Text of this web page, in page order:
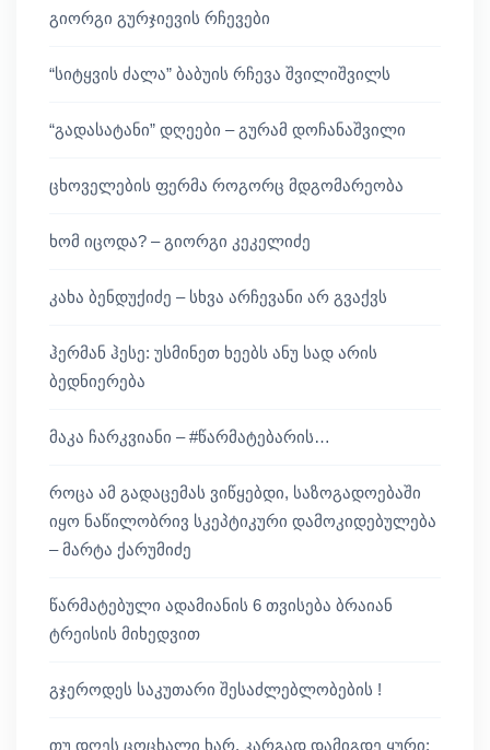
გიორგი გურჯიევის რჩევები
“სიტყვის ძალა” ბაბუის რჩევა შვილიშვილს
“გადასატანი” დღეები – გურამ დოჩანაშვილი
ცხოველების ფერმა როგორც მდგომარეობა
ხომ იცოდა? – გიორგი კეკელიძე
კახა ბენდუქიძე – სხვა არჩევანი არ გვაქვს
ჰერმან ჰესე: უსმინეთ ხეებს ანუ სად არის
ბედნიერება
მაკა ჩარკვიანი – #წარმატებარის…
როცა ამ გადაცემას ვიწყებდი, საზოგადოებაში
იყო ნაწილობრივ სკეპტიკური დამოკიდებულება
– მარტა ქარუმიძე
წარმატებული ადამიანის 6 თვისება ბრაიან
ტრეისის მიხედვით
გჯეროდეს საკუთარი შესაძლებლობების !
თუ დღეს ცოცხალი ხარ, კარგად დამიგდე ყური: